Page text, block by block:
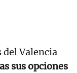
del Valencia
sus opciones